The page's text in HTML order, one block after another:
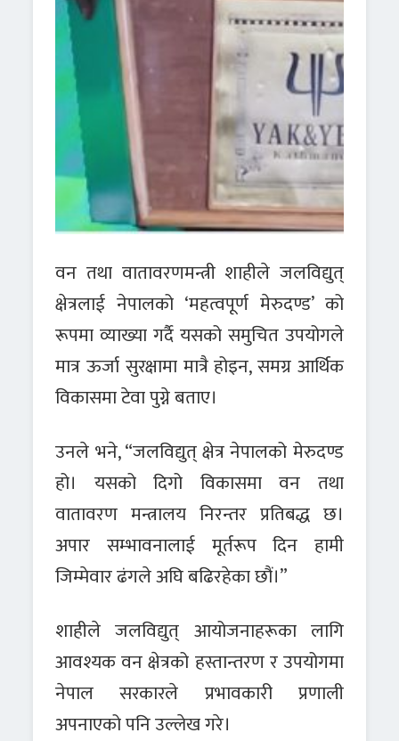
वन तथा वातावरणमन्त्री शाहीले जलविद्युत्
क्षेत्रलाई नेपालको ‘महत्वपूर्ण मेरुदण्ड’ को
रूपमा व्याख्या गर्दै यसको समुचित उपयोगले
मात्र ऊर्जा सुरक्षामा मात्रै होइन, समग्र आर्थिक
विकासमा टेवा पुग्ने बताए।
उनले भने, “जलविद्युत् क्षेत्र नेपालको मेरुदण्ड
हो। यसको दिगो विकासमा वन तथा
वातावरण मन्त्रालय निरन्तर प्रतिबद्ध छ।
अपार सम्भावनालाई मूर्तरूप दिन हामी
जिम्मेवार ढंगले अघि बढिरहेका छौं।”
शाहीले जलविद्युत् आयोजनाहरूका लागि
आवश्यक वन क्षेत्रको हस्तान्तरण र उपयोगमा
नेपाल सरकारले प्रभावकारी प्रणाली
अपनाएको पनि उल्लेख गरे।